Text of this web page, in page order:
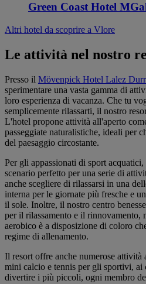
Green Coast Hotel
Altri hotel da scoprire a Vlore
Le attività nel nostro
Presso il Mövenpick Hotel Lalez
sperimentare una vasta gamma di
loro esperienza di vacanza. Che tu
semplicemente rilassarti, il nostro
L'hotel propone attività all'aperto
passeggiate naturalistiche, ideali per
del paesaggio circostante.
Per gli appassionati di sport
scenario perfetto per una serie di
anche scegliere di rilassarsi in una
interna per le giornate più fresche e
il sole. Inoltre, il nostro centro
per il rilassamento e il rinnovamento,
aerobico è a disposizione di coloro
regime di allenamento.
Il resort offre anche numerose attività
mini calcio e tennis per gli sportivi, ai
divertire i più piccoli, ogni membro